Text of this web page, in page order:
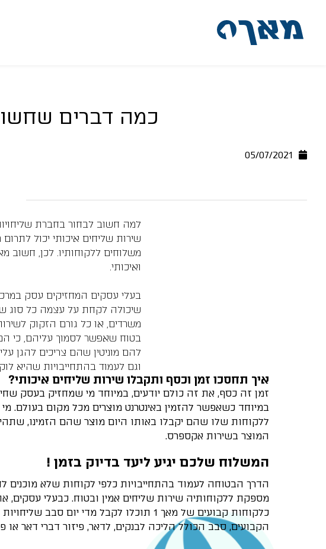
כמה דברים
05/07/2021
למה חשוב לבחור בחברת
שירות שליחים איכותי יכול
משלוחים ללקוחותיו. לכן, חשוב
ואיכותי.
בעלי עסקים המחזיקים עסק
שיכולה לקחת על עצמה כל סוג
משרדים, או כל גורם הזקוק
בטוח שאפשר לסמוך עליהם, כי
להם מוניטין שהם צריכים להגן
וגם לעמוד בהתחייבויות שהיא
איך תחסכו זמן וכסף ותקבלו שירות שליחים איכותי?
זמן זה כסף, את זה כולם יודעים, במיוחד מי שמחזיק בעסק
במיוחד כשאפשר להזמין באינטרנט מוצרים מכל מקום
ללקוחות שלו שהם יקבלו באותו היום מוצר שהם הזמינו,
המוצר בשירות אקספרס.
המשלוח שלכם יגיע ליעד בדיוק בזמן !
מספקת ללקוחותיה שירות שליחים אמין ובטוח. כבעלי
כלקוחות קבועים של מאך 1 תוכלו לקבל
הקבועים, סבב הכולל הליכה לבנקים, לדאר, פיזור דברי דאר או